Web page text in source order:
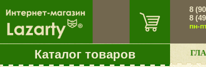
Каталог товаров
8
8
пн-